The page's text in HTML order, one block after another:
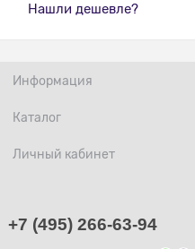
Нашли дешевле?
Информация
Каталог
Личный кабинет
+7 (495) 266-63-94